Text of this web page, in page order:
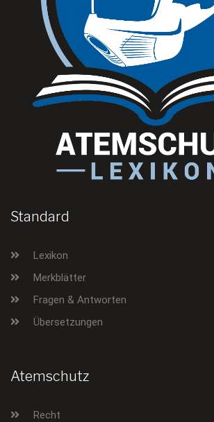
Standard
Lexikon
Merkblätter
Fragen & Antworten
Übersetzungen
Atemschutz
Recht